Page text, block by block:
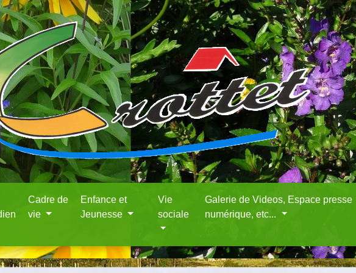
Cadre de
vie
Enfance et
Jeunesse
Vie
sociale
Galerie de Videos, Espace presse
numérique, etc...